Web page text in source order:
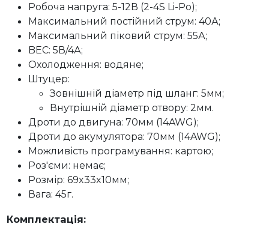
Робоча напруга: 5-12В (2-4S Li-Po);
Максимальний постійний струм: 40А;
Максимальний піковий струм: 55А;
BEC: 5В/4А;
Охолодження: водяне;
Штуцер:
Зовнішній діаметр під шланг: 5мм;
Внутрішній діаметр отвору: 2мм.
Дроти до двигуна: 70мм (14AWG);
Дроти до акумулятора: 70мм (14AWG);
Можливість програмування: картою;
Роз'єми: немає;
Розмір: 69x33x10мм;
Вага: 45г.
Комплектація: